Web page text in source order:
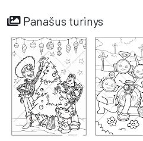
Panašus turinys